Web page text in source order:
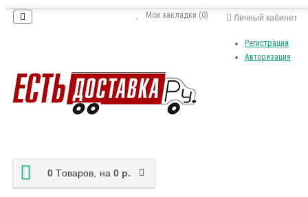
Личный кабинет
Регистрация
Авторизация
Мои закладки (0)
0 Tоваров, на 0 р.